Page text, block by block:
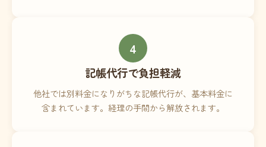
4
記帳代行で負担軽減
他社では別料金になりがちな記帳代行が、基本料金に
含まれています。経理の手間から解放されます。